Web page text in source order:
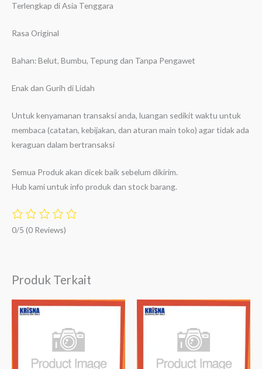
Terlengkap di Asia Tenggara
Rasa Original
Bahan: Belut, Bumbu, Tepung dan Tanpa Pengawet
Enak dan Gurih di Lidah
Untuk kenyamanan transaksi anda, luangan sedikit waktu untuk
membaca (catatan, kebijakan, dan aturan main toko) agar tidak ada
keraguan dalam bertransaksi
Semua Produk akan dicek baik sebelum dikirim.
Hub kami untuk info produk dan stock barang.
0/5 (0 Reviews)
Produk Terkait